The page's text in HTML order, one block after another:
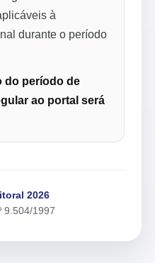
à
durante o período
do período de
ao portal será
2026
9.504/1997